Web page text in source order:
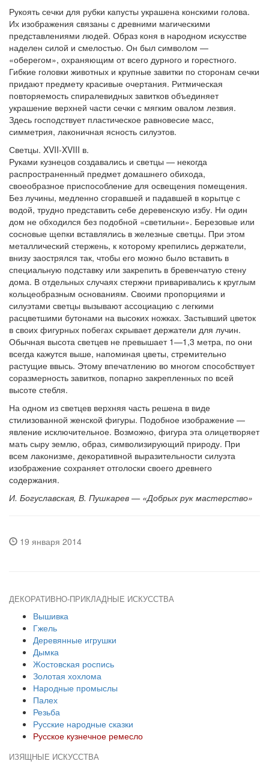
Рукоять сечки для рубки капусты украшена конскими голова.
Их изображения связаны с древними магическими
представлениями людей. Образ коня в народном искусстве
наделен силой и смелостью. Он был символом —
«оберегом», охраняющим от всего дурного и горестного.
Гибкие головки животных и крупные завитки по сторонам сечки
придают предмету красивые очертания. Ритмическая
повторяемость спиралевидных завитков объединяет
украшение верхней части сечки с мягким овалом лезвия.
Здесь господствует пластическое равновесие масс,
симметрия, лаконичная ясность силуэтов.
Светцы. XVII-XVIII в.
Руками кузнецов создавались и светцы — некогда
распространенный предмет домашнего обихода,
своеобразное приспособление для освещения помещения.
Без лучины, медленно сгоравшей и падавшей в корытце с
водой, трудно представить себе деревенскую избу. Ни один
дом не обходился без подобной «светильни». Березовые или
сосновые щепки вставлялись в железные светцы. При этом
металлический стержень, к которому крепились держатели,
внизу заострялся так, чтобы его можно было вставить в
специальную подставку или закрепить в бревенчатую стену
дома. В отдельных случаях стержни приваривались к круглым
кольцеобразным основаниям. Своими пропорциями и
силуэтами светцы вызывают ассоциацию с легкими
расцветшими бутонами на высоких ножках. Застывший цветок
в своих фигурных побегах скрывает держатели для лучин.
Обычная высота светцев не превышает 1—1,3 метра, по они
всегда кажутся выше, напоминая цветы, стремительно
растущие ввысь. Этому впечатлению во многом способствует
соразмерность завитков, попарно закрепленных по всей
высоте стебля.
На одном из светцев верхняя часть решена в виде
стилизованной женской фигуры. Подобное изображение —
явление исключительное. Возможно, фигура эта олицетворяет
мать сыру землю, образ, символизирующий природу. При
всем лаконизме, декоративной выразительности силуэта
изображение сохраняет отголоски своего древнего
содержания.
И. Богуславская, В. Пушкарев — «Добрых рук мастерство»
19 января 2014
ДЕКОРАТИВНО-ПРИКЛАДНЫЕ ИСКУССТВА
Вышивка
Гжель
Деревянные игрушки
Дымка
Жостовская роспись
Золотая хохлома
Народные промыслы
Палех
Резьба
Русские народные сказки
Русское кузнечное ремесло
ИЗЯЩНЫЕ ИСКУССТВА